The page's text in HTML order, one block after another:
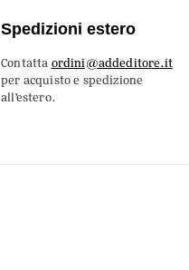
Spedizioni estero
Contatta ordini@addeditore.it
per acquisto e spedizione
all’estero.